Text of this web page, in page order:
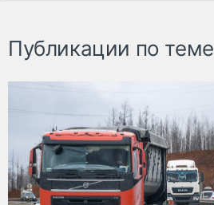
Публикации по теме